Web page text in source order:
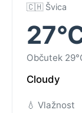
🇨🇭 Švica
Občutek
Cloudy
💧 Vlažnost